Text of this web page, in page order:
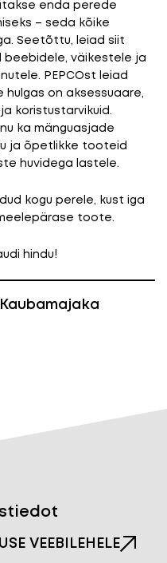
enda perede
– seda kõike
Seetõttu, leiad siit
beebidele, väikestele ja
PEPCOst leiad
hulgas on aksessuaare,
koristustarvikuid.
ka mänguasjade
ja õpetlikke tooteid
huvidega lastele.
kogu perele, kust iga
toote.
hindu!
VEEBILEHELE